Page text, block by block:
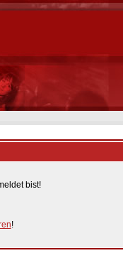
bist!
!